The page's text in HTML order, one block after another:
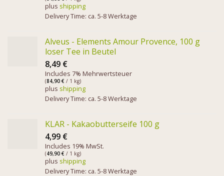
plus shipping
Delivery Time: ca. 5-8 Werktage
Alveus - Elements Amour Provence, 100 g
loser Tee in Beutel
8,49 €
Includes 7% Mehrwertsteuer
(84,90 € / 1 kg)
plus shipping
Delivery Time: ca. 5-8 Werktage
KLAR - Kakaobutterseife 100 g
4,99 €
Includes 19% MwSt.
(49,90 € / 1 kg)
plus shipping
Delivery Time: ca. 5-8 Werktage